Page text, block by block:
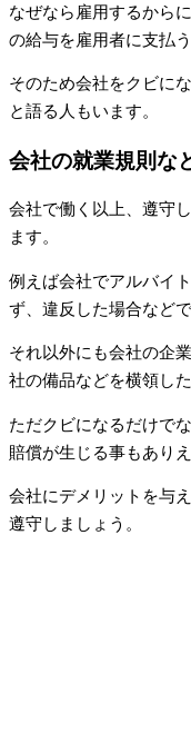
なぜなら雇用するから
の給与を雇用者に支払
そのため会社をクビに
と語る人もいます。
会社の就業規則な
会社で働く以上、遵守
ます。
例えば会社でアルバイ
ず、違反した場合などで
それ以外にも会社の企
社の備品などを横領し
ただクビになるだけで
賠償が生じる事もありえ
会社にデメリットを与
遵守しましょう。